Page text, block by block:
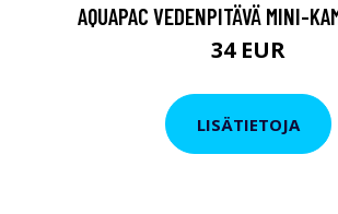
AQUAPAC VEDENPITÄVÄ MINI-
34 EUR
LISÄTIETOJA